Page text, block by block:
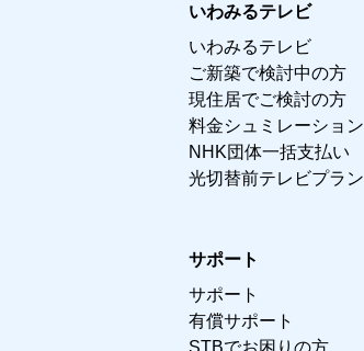
いわみるテレビ
いわみるテレビ
ご新築で検討中の方
現住居でご検討の方
料金シュミレーション
NHK団体一括支払い
光切替前テレビプラン
サポート
サポート
有償サポート
STBでお困りの方